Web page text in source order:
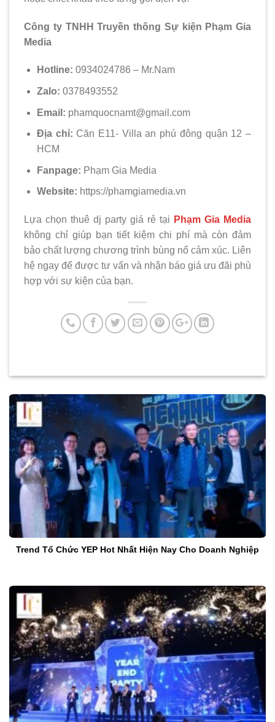
Công ty TNHH Truyền thông Sự kiện Phạm Gia
Media
Hotline: 0934024786 – Mr.Nam
Zalo: 0378493552
Email: phamquocnamt@gmail.com
Địa chỉ: Căn E11- Villa an phú đông quận 12 –
HCM
Fanpage: Phạm Gia Media
Website: https://phamgiamedia.vn
Lựa chọn thuê dj party giá rẻ tại Phạm Gia Media
không chỉ giúp bạn tiết kiệm chi phí mà còn đảm
bảo chất lượng chương trình bùng nổ cảm xúc. Liên
hệ ngay để được tư vấn và nhận báo giá ưu đãi phù
hợp với sự kiện của bạn.
Trend Tổ Chức YEP Hot Nhất Hiện Nay Cho Doanh Nghiệp